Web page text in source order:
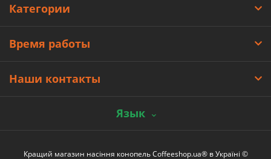
Категории
Время работы
Наши контакты
Язык
Кращий магазин насіння конопель Coffeeshop.ua® в Україні ©